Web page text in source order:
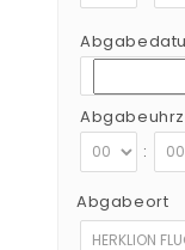
:
Abgabeort